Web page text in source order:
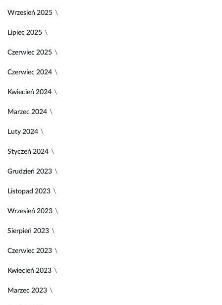
Wrzesień 2025
Lipiec 2025
Czerwiec 2025
Czerwiec 2024
Kwiecień 2024
Marzec 2024
Luty 2024
Styczeń 2024
Grudzień 2023
Listopad 2023
Wrzesień 2023
Sierpień 2023
Czerwiec 2023
Kwiecień 2023
Marzec 2023